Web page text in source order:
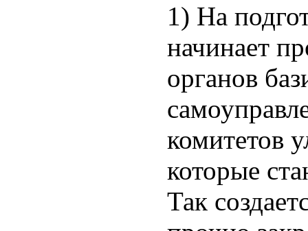
1) На
начинает
органов
комитетов
которые
Так